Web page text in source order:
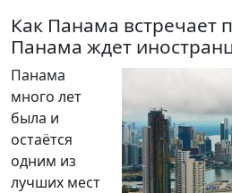
Как Панама встречает
Панама ждет
Панама
много лет
была и
остаётся
одним из
лучших мест